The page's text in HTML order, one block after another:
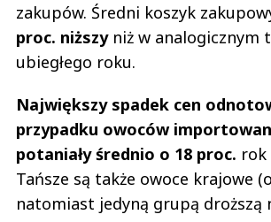
zakupów. Średni koszyk
proc. niższyniż w analogicznym
ubiegłego roku.
Największy spadek cen
przypadku owoców
potaniały średnio o 18 proc. rok
Tańsze są także owoce krajowe
natomiast jedyną grupą droższą